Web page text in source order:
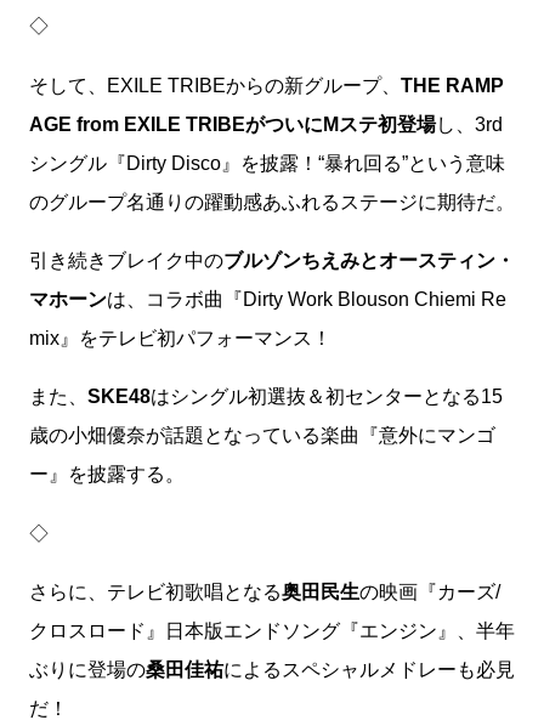
◇
そして、EXILE TRIBEからの新グループ、 THE RAMP
AGE from EXILE TRIBEがついにMステ初登場し、3rd
シングル『Dirty Disco』を披露！“暴れ回る”という意味
のグループ名通りの躍動感あふれるステージに期待だ。
引き続きブレイク中のブルゾンちえみとオースティン・
マホーンは、コラボ曲『Dirty Work Blouson Chiemi Re
mix』をテレビ初パフォーマンス！
また、 SKE48はシングル初選抜＆初センターとなる15
歳の小畑優奈が話題となっている楽曲『意外にマンゴ
ー』を披露する。
◇
さらに、テレビ初歌唱となる奥田民生の映画『カーズ/
クロスロード』日本版エンドソング『エンジン』、半年
ぶりに登場の桑田佳祐によるスペシャルメドレーも必見
だ！